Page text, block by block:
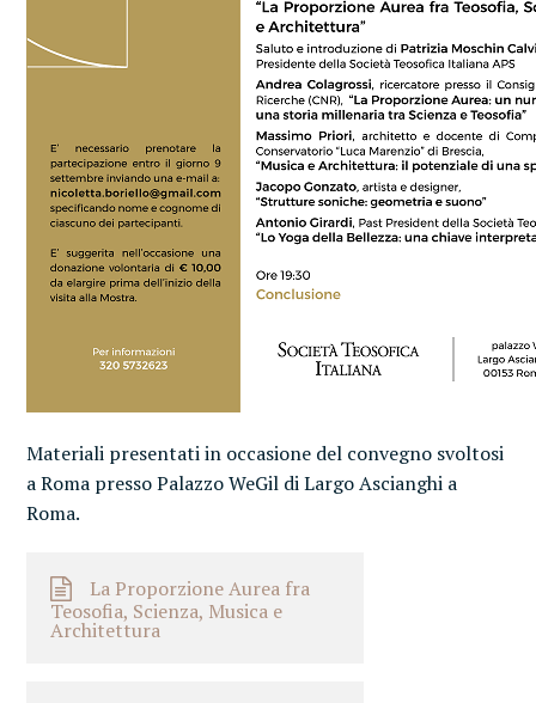
Materiali presentati in occasione del convegno svoltosi
a Roma presso Palazzo WeGil di Largo Ascianghi a
Roma.
La Proporzione Aurea fra
Teosofia, Scienza, Musica e
Architettura